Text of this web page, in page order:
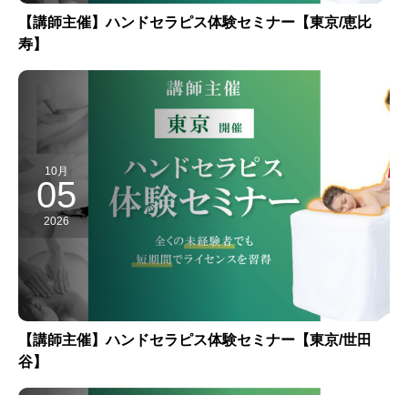
【講師主催】ハンドセラピス体験セミナー【東京/恵比
寿】
10月
05
2026
【講師主催】ハンドセラピス体験セミナー【東京/世田
谷】